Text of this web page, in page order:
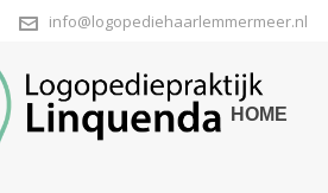
info@logopediehaarlemmermeer.nl
HOME